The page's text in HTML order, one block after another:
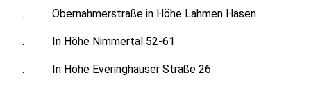
. Obernahmerstraße in Höhe Lahmen Hasen
. In Höhe Nimmertal 52-61
. In Höhe Everinghauser Straße 26